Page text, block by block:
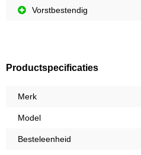
Vorstbestendig
Productspecificaties
Merk
Model
Besteleenheid